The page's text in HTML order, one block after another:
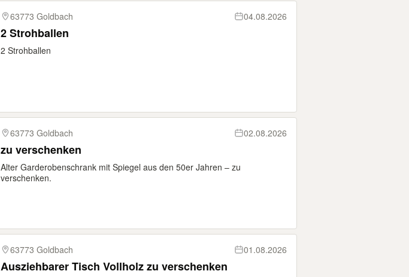
63773 Goldbach 04.08.2026
2 Strohballen
2 Strohballen
63773 Goldbach 02.08.2026
zu verschenken
Alter Garderobenschrank mit Spiegel aus den 50er Jahren – zu
verschenken.
63773 Goldbach 01.08.2026
Ausziehbarer Tisch Vollholz zu verschenken